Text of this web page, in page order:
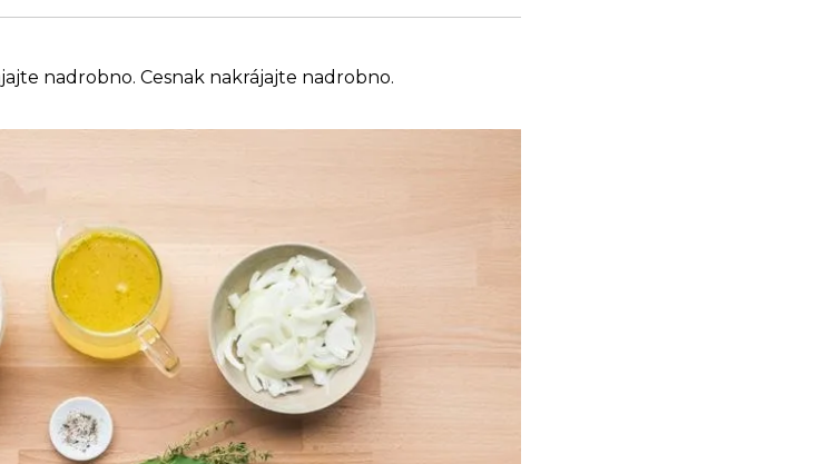
nadrobno. Cesnak nakrájajte nadrobno.